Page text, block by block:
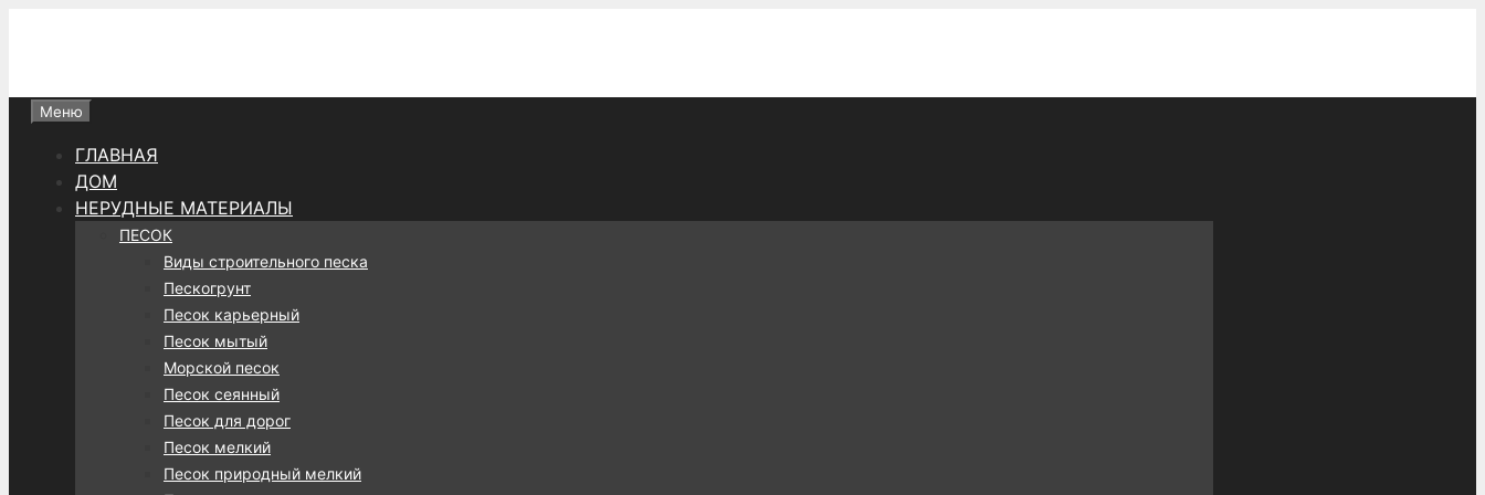
Меню
ГЛАВНАЯ
ДОМ
НЕРУДНЫЕ МАТЕРИАЛЫ
ПЕСОК
Виды строительного песка
Пескогрунт
Песок карьерный
Песок мытый
Морской песок
Песок сеянный
Песок для дорог
Песок мелкий
Песок природный мелкий